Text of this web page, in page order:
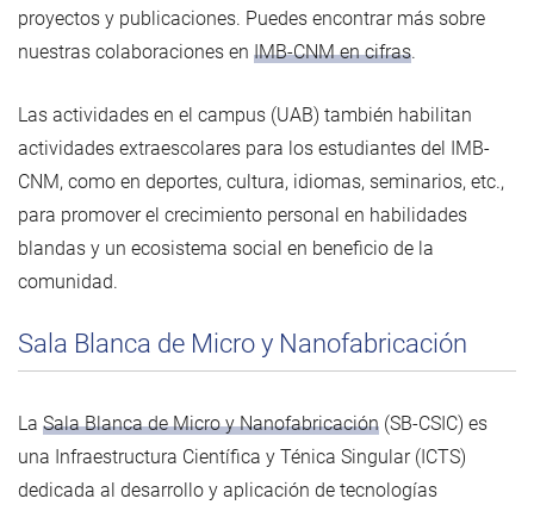
proyectos y publicaciones. Puedes encontrar más sobre
nuestras colaboraciones en IMB-CNM en cifras.
Las actividades en el campus (UAB) también habilitan
actividades extraescolares para los estudiantes del IMB-
CNM, como en deportes, cultura, idiomas, seminarios, etc.,
para promover el crecimiento personal en habilidades
blandas y un ecosistema social en beneficio de la
comunidad.
Sala Blanca de Micro y Nanofabricación
La Sala Blanca de Micro y Nanofabricación (SB-CSIC) es
una Infraestructura Científica y Ténica Singular (ICTS)
dedicada al desarrollo y aplicación de tecnologías